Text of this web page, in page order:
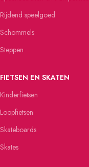
Rijdend speelgoed
Schommels
Steppen
FIETSEN EN SKATEN
Kinderfietsen
Loopfietsen
Skateboards
Skates